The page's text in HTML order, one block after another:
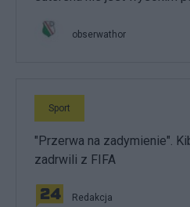
obserwathor
Sport
"Przerwa na zadymienie".
zadrwili z FIFA
Redakcja